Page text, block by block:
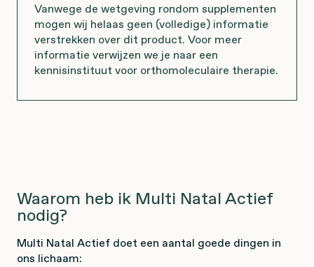
Vanwege de wetgeving rondom supplementen
mogen wij helaas geen (volledige) informatie
verstrekken over dit product. Voor meer
informatie verwijzen we je naar een
kennisinstituut voor orthomoleculaire therapie.
Waarom heb ik Multi Natal Actief
nodig?
Multi Natal Actief doet een aantal goede dingen in
ons lichaam: